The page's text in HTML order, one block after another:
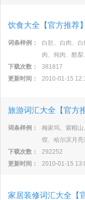
饮食大全【官方推荐】
词条样例：
白肚、白肉、
肉、炖肉、酷
下载次数：
381817
更新时间：
2010-01-15
旅游词汇大全【官方
词条样例：
梅家坞、紫帽
馆、哈尔滨月
下载次数：
292252
更新时间：
2010-01-15
家居装修词汇大全【